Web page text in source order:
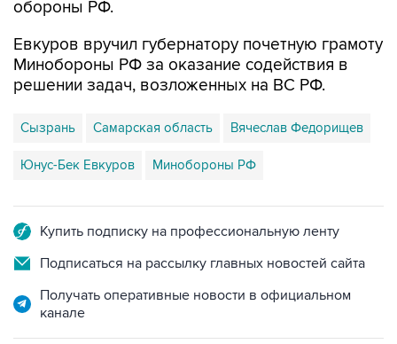
обороны РФ.
Евкуров вручил губернатору почетную грамоту
Минобороны РФ за оказание содействия в
решении задач, возложенных на ВС РФ.
Сызрань Самарская область Вячеслав Федорищев
Юнус-Бек Евкуров Минобороны РФ
Купить подписку на профессиональную ленту
Подписаться на рассылку главных новостей сайта
Получать оперативные новости в официальном
канале